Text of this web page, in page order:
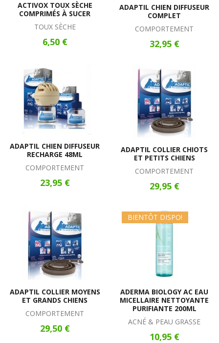
ACTIVOX TOUX SÈCHE
COMPRIMÉS À SUCER
TOUX SÈCHE
6,50 €
ADAPTIL CHIEN DIFFUSEUR
COMPLET
COMPORTEMENT
32,95 €
ADAPTIL CHIEN DIFFUSEUR
RECHARGE 48ML
COMPORTEMENT
23,95 €
ADAPTIL COLLIER CHIOTS
ET PETITS CHIENS
COMPORTEMENT
29,95 €
ADAPTIL COLLIER MOYENS
ET GRANDS CHIENS
COMPORTEMENT
29,50 €
BIENTÔT DISPO!
ADERMA BIOLOGY AC EAU
MICELLAIRE NETTOYANTE
PURIFIANTE 200ML
ACNÉ & PEAU GRASSE
10,95 €